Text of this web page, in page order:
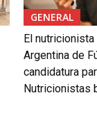
GENERAL
El
Argentina de
candidatura
Nutricionistas